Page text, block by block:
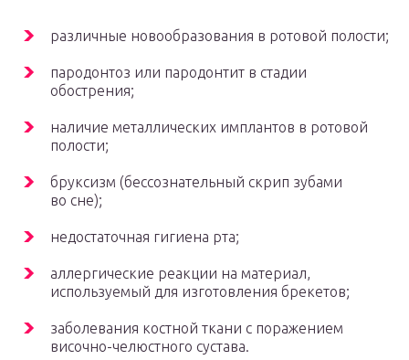
различные новообразования в ротовой полости;
пародонтоз или пародонтит в стадии
обострения;
наличие металлических имплантов в ротовой
полости;
бруксизм (бессознательный скрип зубами
во сне);
недостаточная гигиена рта;
аллергические реакции на материал,
используемый для изготовления брекетов;
заболевания костной ткани с поражением
височно-челюстного сустава.